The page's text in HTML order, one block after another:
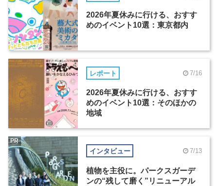
2026年夏休みに行ける、おすす
めのイベント10選：東京都内
レポート 7/16
2026年夏休みに行ける、おすす
めのイベント10選：そのほかの
地域
インタビュー 7/13
植物を主役に。パークスガーデ
ンの“残して磨く”リニューアル
PR